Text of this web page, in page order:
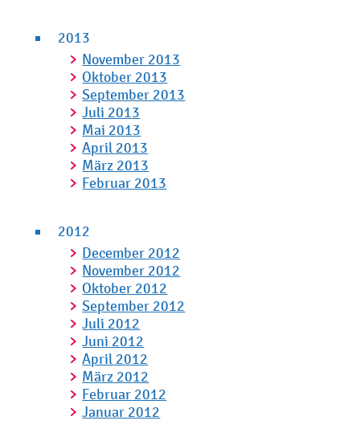
2013
November 2013
Oktober 2013
September 2013
Juli 2013
Mai 2013
April 2013
März 2013
Februar 2013
2012
December 2012
November 2012
Oktober 2012
September 2012
Juli 2012
Juni 2012
April 2012
März 2012
Februar 2012
Januar 2012